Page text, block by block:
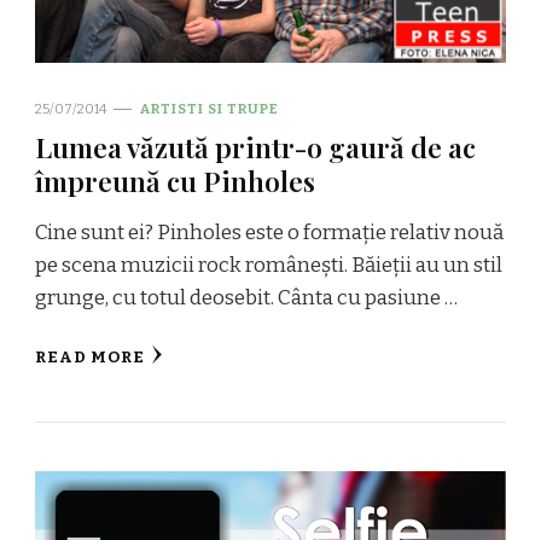
25/07/2014 ARTISTI SI TRUPE
Lumea văzută printr-o gaură de ac
împreună cu Pinholes
Cine sunt ei? Pinholes este o formație relativ nouă
pe scena muzicii rock românești. Băieții au un stil
grunge, cu totul deosebit. Cânta cu pasiune …
READ MORE